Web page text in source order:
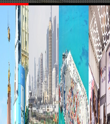
TMAZ eleva 77%
portuario y servici ...
05 AGO 2026
READ
READ